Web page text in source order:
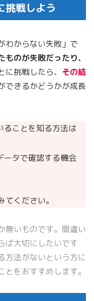
挑戦しよう
わからない失敗」で
のが失敗だったり、
挑戦したら、 その結
できるかどうかが成長
ることを知る方法は
ータで確認する機会
ください。
無いものです。間違い
ば大切にしたいです
方法がないという方に
とをおすすめします。